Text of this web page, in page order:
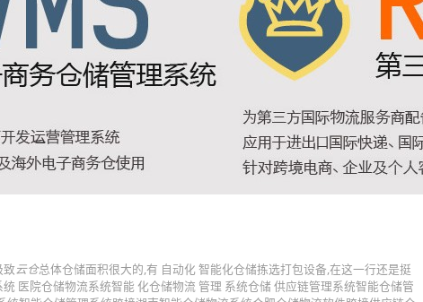
致云仓总体仓储面积很大的,有 自动化 智能化仓储拣选打包设备,在这一行还是挺
医院仓储物流系统智能 化仓储物流 管理 系统仓储 供应链管理系统智能仓储管